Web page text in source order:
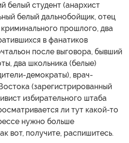
белый студент (анархист
белый дальнобойщик, отец
прошлого, два
в фанатиков
после выговора, бывший
два школьника (белые)
демократы), врач-
(зарегистрированный
избирательного штаба
ли тут какой-то
нужно больше
вот, получите, распишитесь.